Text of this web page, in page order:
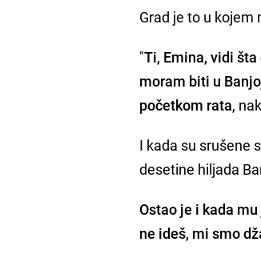
Grad je to u kojem
"Ti, Emina, vidi
moram biti u
početkom rata,
I kada su srušene
desetine hiljada
Ostao je i kada
ne ideš, mi smo